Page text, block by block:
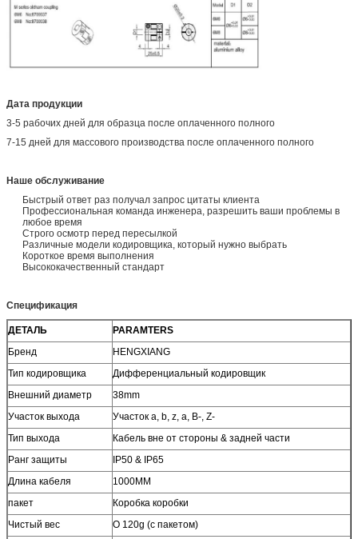
Дата продукции
3-5 рабочих дней для образца после оплаченного полного
7-15 дней для массового производства после оплаченного полного
Наше обслуживание
Быстрый ответ раз получал запрос цитаты клиента
Профессиональная команда инженера, разрешить ваши проблемы в
любое время
Строго осмотр перед пересылкой
Различные модели кодировщика, который нужно выбрать
Короткое время выполнения
Высококачественный стандарт
Спецификация
ДЕТАЛЬ
PARAMTERS
Бренд
HENGXIANG
Тип кодировщика
Дифференциальный кодировщик
Внешний диаметр
38mm
Участок выхода
Участок a, b, z, a, B-, Z-
Тип выхода
Кабель вне от стороны & задней части
Ранг защиты
IP50 & IP65
Длина кабеля
1000MM
пакет
Коробка коробки
Чистый вес
О 120g (с пакетом)